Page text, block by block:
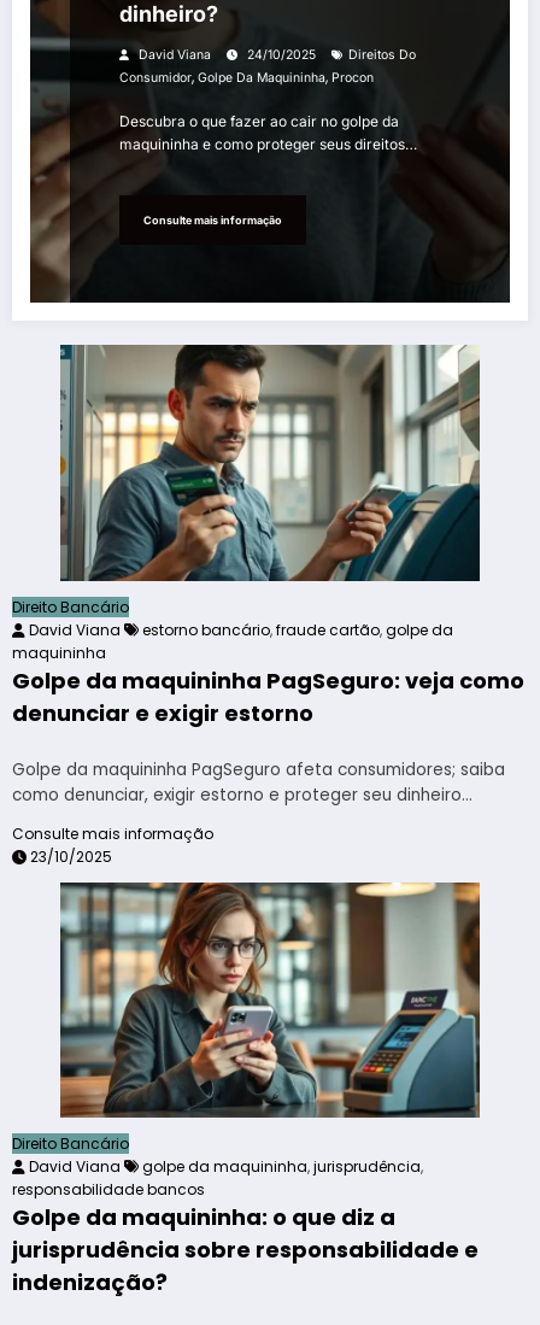
dinheiro?
David Viana 24/10/2025
Direitos Do
Consumidor, Golpe Da Maquininha, Procon
Descubra o que fazer ao cair no golpe da
maquininha e como proteger seus direitos…
Consulte mais informação
Direito Bancário
David Viana
estorno bancário,fraude cartão,golpe da
maquininha
Golpe da maquininha PagSeguro: veja como
denunciar e exigir estorno
Golpe da maquininha PagSeguro afeta consumidores; saiba
como denunciar, exigir estorno e proteger seu dinheiro…
Consulte mais informação
23/10/2025
Direito Bancário
David Viana
golpe da maquininha,jurisprudência,
responsabilidade bancos
Golpe da maquininha: o que diz a
jurisprudência sobre responsabilidade e
indenização?